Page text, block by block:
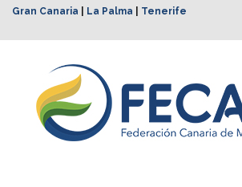
Gran Canaria La Palma Tenerife